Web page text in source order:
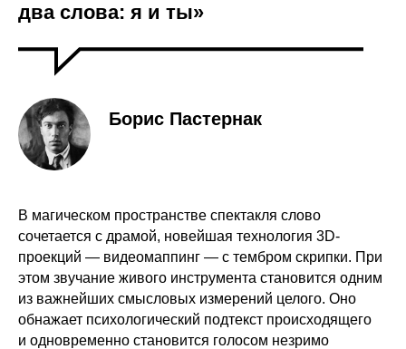
два слова: я и ты»
Борис Пастернак
В магическом пространстве спектакля слово
сочетается с драмой, новейшая технология 3D-
проекций — видеомаппинг — с тембром скрипки. При
этом звучание живого инструмента становится одним
из важнейших смысловых измерений целого. Оно
обнажает психологический подтекст происходящего
и одновременно становится голосом незримо